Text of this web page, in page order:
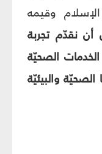
وقيمه
أن نقدّم تجربة
الصحيّة
والبيئيّة